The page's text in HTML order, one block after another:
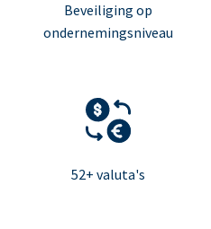
Beveiliging op
ondernemingsniveau
52+ valuta's